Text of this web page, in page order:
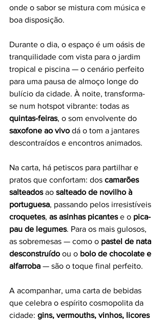
onde o sabor se mistura com música e
boa disposição.
Durante o dia, o espaço é um oásis de
tranquilidade com vista para o jardim
tropical e piscina — o cenário perfeito
para uma pausa de almoço longe do
bulício da cidade. À noite, transforma-
se num hotspot vibrante: todas as
quintas-feiras, o som envolvente do
saxofone ao vivo dá o tom a jantares
descontraídos e encontros animados.
Na carta, há petiscos para partilhar e
pratos que confortam: dos camarões
salteados ao salteado de novilho à
portuguesa, passando pelos irresistíveis
croquetes, as asinhas picantes e o pica-
pau de legumes. Para os mais gulosos,
as sobremesas — como o pastel de nata
desconstruído ou o bolo de chocolate e
alfarroba — são o toque final perfeito.
A acompanhar, uma carta de bebidas
que celebra o espírito cosmopolita da
cidade: gins, vermouths, vinhos, licores